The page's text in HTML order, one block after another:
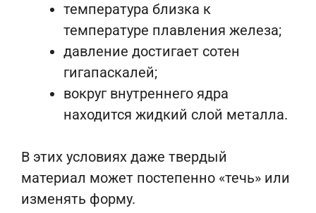
температура близка к
температуре плавления железа;
давление достигает сотен
гигапаскалей;
вокруг внутреннего ядра
находится жидкий слой металла.
В этих условиях даже твердый
материал может постепенно «течь» или
изменять форму.